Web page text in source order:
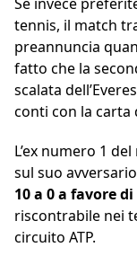
tennis, il match
preannuncia
fatto che la
scalata
conti con la carta
L’ex numero 1
sul suo
10 a 0 a favore
riscontrabile nei
circuito ATP.